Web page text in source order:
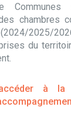
chambres
2025/
du
à la